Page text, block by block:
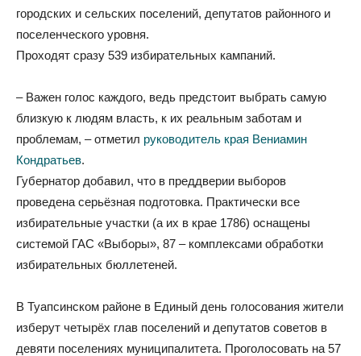
городских и сельских поселений, депутатов районного и
поселенческого уровня.
Проходят сразу 539 избирательных кампаний.
– Важен голос каждого, ведь предстоит выбрать самую
близкую к людям власть, к их реальным заботам и
проблемам, – отметил руководитель края Вениамин
Кондратьев.
Губернатор добавил, что в преддверии выборов
проведена серьёзная подготовка. Практически все
избирательные участки (а их в крае 1786) оснащены
системой ГАС «Выборы», 87 – комплексами обработки
избирательных бюллетеней.
В Туапсинском районе в Единый день голосования жители
изберут четырёх глав поселений и депутатов советов в
девяти поселениях муниципалитета. Проголосовать на 57